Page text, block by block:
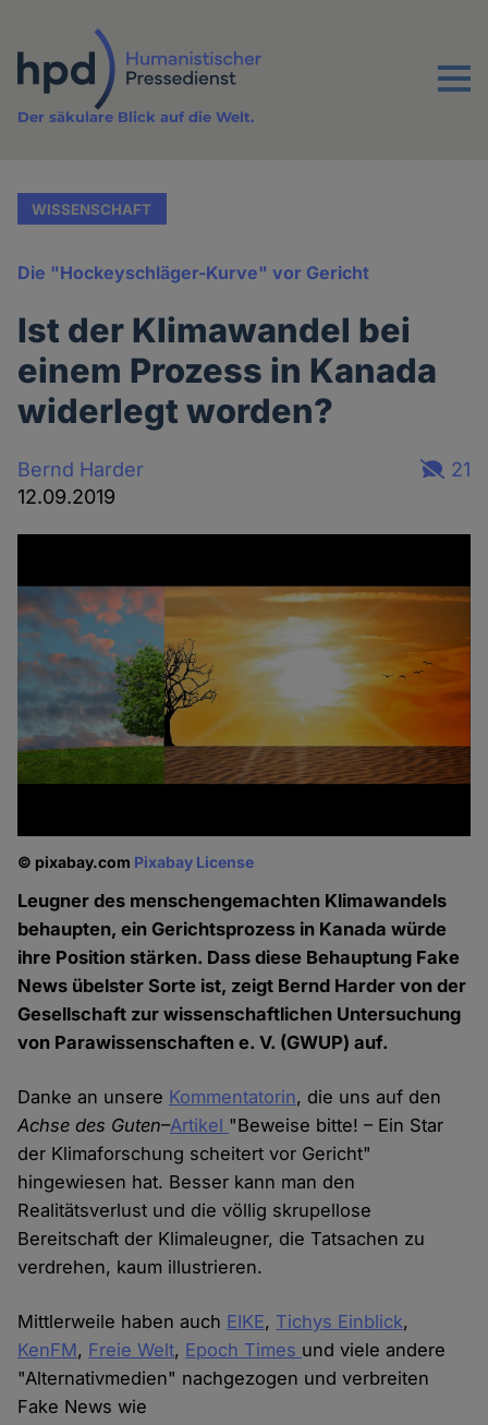
Inhalt
Menu
Der säkulare Blick auf die Welt.
WISSENSCHAFT
Die "Hockeyschläger-Kurve" vor Gericht
Ist der Klimawandel bei
einem Prozess in Kanada
widerlegt worden?
Bernd Harder
12.09.2019
21
© pixabay.com Pixabay License
Leugner des menschengemachten Klimawandels
behaupten, ein Gerichtsprozess in Kanada würde
ihre Position stärken. Dass diese Behauptung Fake
News übelster Sorte ist, zeigt Bernd Harder von der
Gesellschaft zur wissenschaftlichen Untersuchung
von Parawissenschaften e. V. (GWUP) auf.
Danke an unsere Kommentatorin, die uns auf den
Achse des Guten–Artikel "Beweise bitte! – Ein Star
der Klimaforschung scheitert vor Gericht"
hingewiesen hat. Besser kann man den
Realitätsverlust und die völlig skrupellose
Bereitschaft der Klimaleugner, die Tatsachen zu
verdrehen, kaum illustrieren.
Mittlerweile haben auch EIKE, Tichys Einblick,
KenFM, Freie Welt, Epoch Times und viele andere
"Alternativmedien" nachgezogen und verbreiten
Fake News wie